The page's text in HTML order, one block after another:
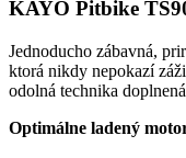
KAYO Pitbike
Jednoducho zábavná,
ktorá nikdy nepokazí
odolná technika
Optimálne ladený